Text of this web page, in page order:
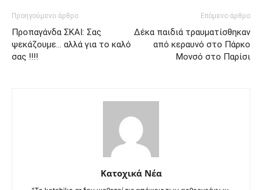
Προηγούμενο άρθρο
Προπαγάνδα ΣΚΑΙ: Σας
ψεκάζουμε… αλλά για το καλό
σας !!!!
Επόμενο άρθρο
Δέκα παιδιά τραυματίσθηκαν
από κεραυνό στο Πάρκο
Μονσό στο Παρίσι
Κατοχικά Νέα